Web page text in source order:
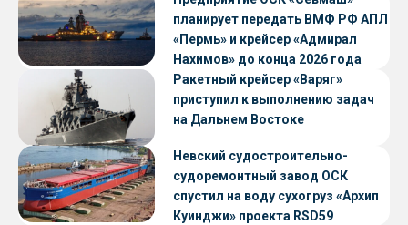
планирует передать ВМФ РФ АПЛ
«Пермь» и крейсер «Адмирал
Нахимов» до конца 2026 года
Ракетный крейсер «Варяг»
приступил к выполнению задач
на Дальнем Востоке
Невский судостроительно-
судоремонтный завод ОСК
спустил на воду сухогруз «Архип
Куинджи» проекта RSD59